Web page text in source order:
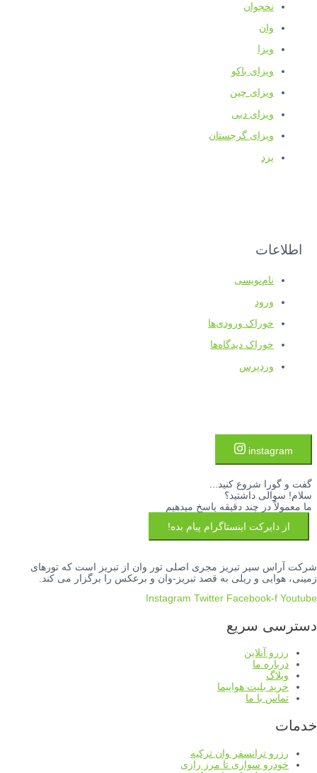
نخجوان
وان
ویزا
ویزای باکو
ویزای چین
ویزای دبی
ویزای گرجستان
یزد
اطلاعات
نام‌نویسی
ورود
خوراک ورودی‌ها
خوراک دیدگاه‌ها
وردپرس
instagram
گفت و گورا شروع کنید...
سلام! سوالی داشتید؟
ما معمولاً در چند دقیقه پاسخ میدهیم
از دایرکت اینستاگرام پیام بده!
شرکت آراس سیر تبریز مجری اصلی تور وان از تبریز است که تورهای
زمینی، هوایی و ریلی به قصد تبریز-وان و برعکس را برگزار می کند.
Instagram Twitter Facebook-f Youtube
دسترسی سریع
رزرو آنلاین
درباره ما
وبلاگ
خرید بلیت هواپیما
تماس با ما
خدمات
رزرو ترانسفر وان ترکیه
خودرو سواری تا مرز رازی